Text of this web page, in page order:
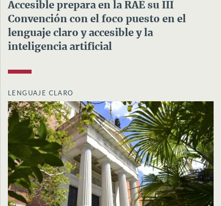
Accesible prepara en la RAE su III
Convención con el foco puesto en el
lenguaje claro y accesible y la
inteligencia artificial
LENGUAJE CLARO